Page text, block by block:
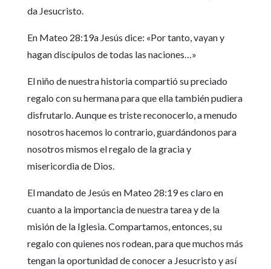
da Jesucristo.
En Mateo 28:19a Jesús dice: «Por tanto, vayan y
hagan discípulos de todas las naciones…»
El niño de nuestra historia compartió su preciado
regalo con su hermana para que ella también pudiera
disfrutarlo. Aunque es triste reconocerlo, a menudo
nosotros hacemos lo contrario, guardándonos para
nosotros mismos el regalo de la gracia y
misericordia de Dios.
El mandato de Jesús en Mateo 28:19 es claro en
cuanto a la importancia de nuestra tarea y de la
misión de la Iglesia. Compartamos, entonces, su
regalo con quienes nos rodean, para que muchos más
tengan la oportunidad de conocer a Jesucristo y así